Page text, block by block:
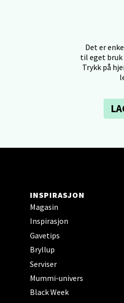
Det er
til eget
Trykk på
INSPIRASJON
Magasin
Inspirasjon
Gavetips
Bryllup
Serviser
Mummi-univers
Black Week